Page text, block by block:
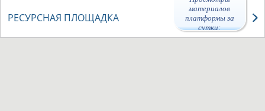
материалов
платформы за
сутки:
47433
РЕСУРСНАЯ ПЛОЩАДКА